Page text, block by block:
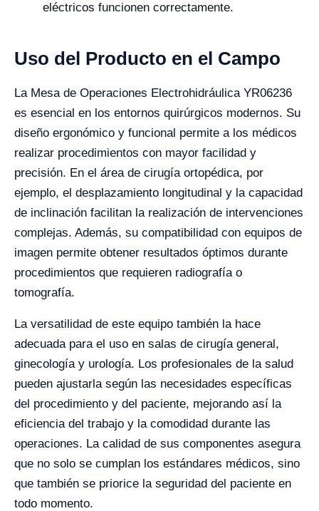
eléctricos funcionen correctamente.
Uso del Producto en el Campo
La Mesa de Operaciones Electrohidráulica YR06236
es esencial en los entornos quirúrgicos modernos. Su
diseño ergonómico y funcional permite a los médicos
realizar procedimientos con mayor facilidad y
precisión. En el área de cirugía ortopédica, por
ejemplo, el desplazamiento longitudinal y la capacidad
de inclinación facilitan la realización de intervenciones
complejas. Además, su compatibilidad con equipos de
imagen permite obtener resultados óptimos durante
procedimientos que requieren radiografía o
tomografía.
La versatilidad de este equipo también la hace
adecuada para el uso en salas de cirugía general,
ginecología y urología. Los profesionales de la salud
pueden ajustarla según las necesidades específicas
del procedimiento y del paciente, mejorando así la
eficiencia del trabajo y la comodidad durante las
operaciones. La calidad de sus componentes asegura
que no solo se cumplan los estándares médicos, sino
que también se priorice la seguridad del paciente en
todo momento.